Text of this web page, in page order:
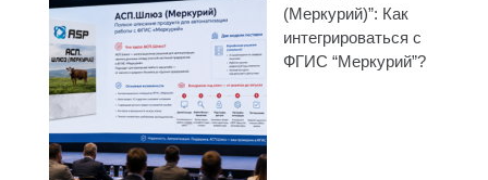
(Меркурий)”: Как
интегрироваться с
ФГИС “Меркурий”?